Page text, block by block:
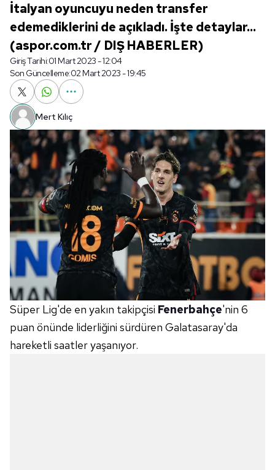
İtalyan oyuncuyu neden transfer
edemediklerini de açıkladı. İşte detaylar...
(aspor.com.tr / DIŞ HABERLER)
Giriş Tarihi:01 Mart 2023 - 12:04
Son Güncelleme:02 Mart 2023 - 19:45
Mert Kılıç
Süper Lig'de en yakın takipçisi Fenerbahçe'nin 6
puan önünde liderliğini sürdüren Galatasaray'da
hareketli saatler yaşanıyor.